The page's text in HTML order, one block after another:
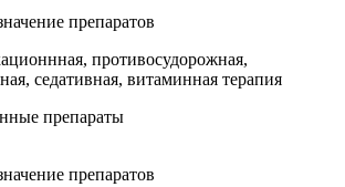
препаратов
противосудорожная,
седативная, витаминная терапия
препараты
препаратов